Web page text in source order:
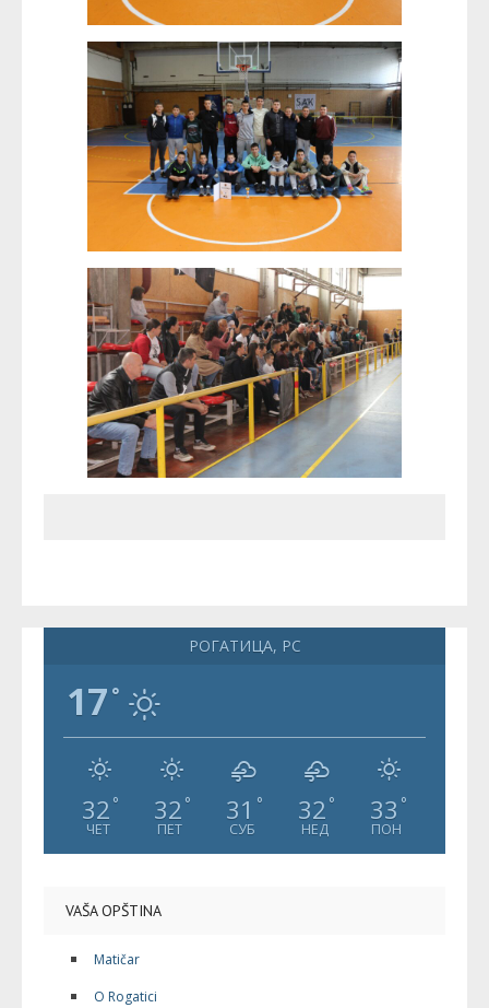
РОГАТИЦА, РС
17 °
32 °
ЧЕТ
32 °
ПЕТ
31 °
СУБ
32 °
НЕД
33 °
ПОН
VAŠA OPŠTINA
Matičar
O Rogatici